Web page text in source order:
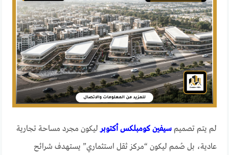
لم يتم تصميمسيفين كومبلكس أكتوبرليكون مجرد مساحة تجارية
عادية، بل صُمم ليكون “مركز ثقل استثماري” يستهدف شرائح